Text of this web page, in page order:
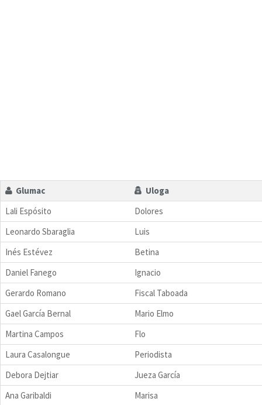
Glumac
Uloga
Lali Espósito
Dolores
Leonardo Sbaraglia
Luis
Inés Estévez
Betina
Daniel Fanego
Ignacio
Gerardo Romano
Fiscal Taboada
Gael García Bernal
Mario Elmo
Martina Campos
Flo
Laura Casalongue
Periodista
Debora Dejtiar
Jueza García
Ana Garibaldi
Marisa